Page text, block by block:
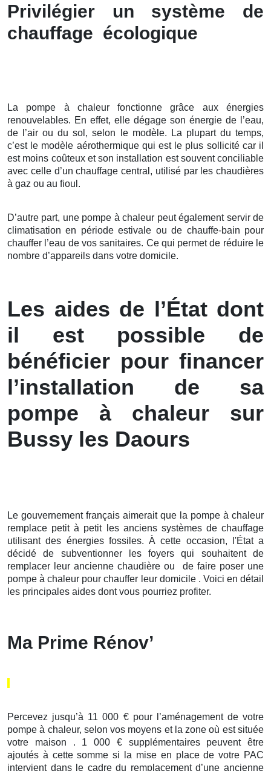
Privilégier un système de
chauffage écologique
La pompe à chaleur fonctionne grâce aux énergies
renouvelables. En effet, elle dégage son énergie de l’eau,
de l’air ou du sol, selon le modèle. La plupart du temps,
c’est le modèle aérothermique qui est le plus sollicité car il
est moins coûteux et son installation est souvent conciliable
avec celle d’un chauffage central, utilisé par les chaudières
à gaz ou au fioul.
D’autre part, une pompe à chaleur peut également servir de
climatisation en période estivale ou de chauffe-bain pour
chauffer l’eau de vos sanitaires. Ce qui permet de réduire le
nombre d’appareils dans votre domicile.
Les aides de l’État dont
il est possible de
bénéficier pour financer
l’installation de sa
pompe à chaleur sur
Bussy les Daours
Le gouvernement français aimerait que la pompe à chaleur
remplace petit à petit les anciens systèmes de chauffage
utilisant des énergies fossiles. À cette occasion, l'État a
décidé de subventionner les foyers qui souhaitent de
remplacer leur ancienne chaudière ou de faire poser une
pompe à chaleur pour chauffer leur domicile . Voici en détail
les principales aides dont vous pourriez profiter.
Ma Prime Rénov’
Percevez jusqu’à 11 000 € pour l’aménagement de votre
pompe à chaleur, selon vos moyens et la zone où est située
votre maison . 1 000 € supplémentaires peuvent être
ajoutés à cette somme si la mise en place de votre PAC
intervient dans le cadre du remplacement d’une ancienne